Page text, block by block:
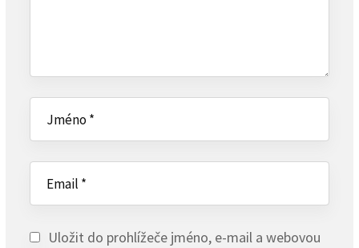
Uložit do prohlížeče jméno, e-mail a webovou